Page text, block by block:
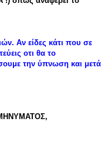
Αν είδες κάτι που σε
οτι θα το
την ύπνωση και μετά